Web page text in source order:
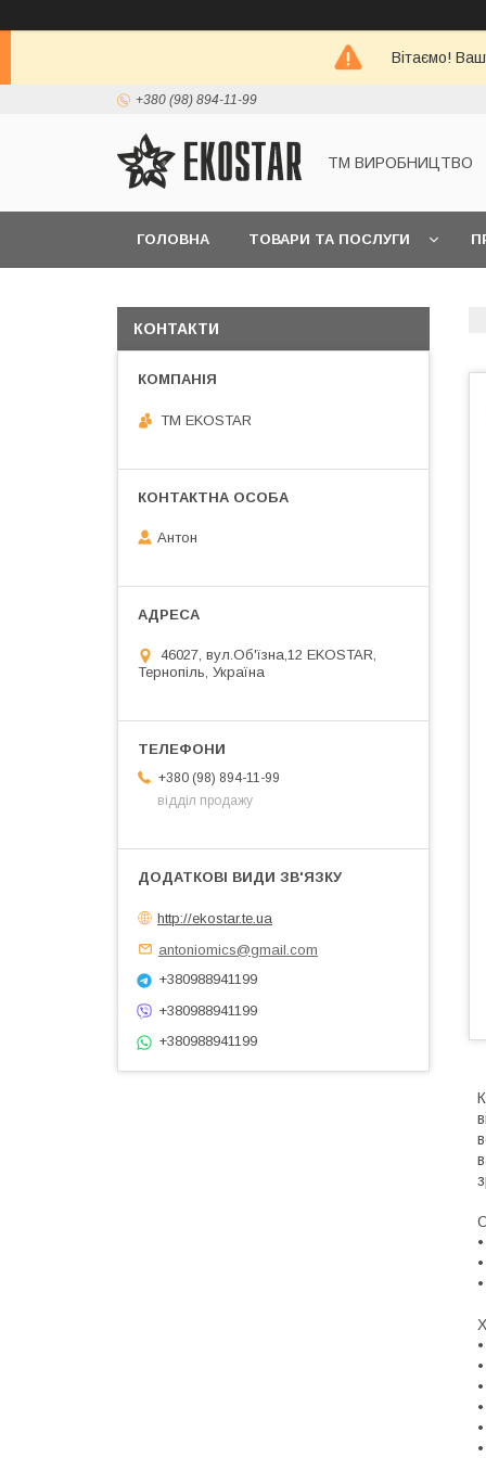
Вітаємо!
+380 (98) 894-11-99
ТМ ВИРОБНИЦТВО
ГОЛОВНА ТОВАРИ ТА ПОСЛУГИ
КОНТАКТИ
ТМ EKOSTAR
Антон
46027, вул.Об'їзна,12 EKOSTAR,
Тернопіль, Україна
+380 (98) 894-11-99
відділ продажу
http://ekostar.te.ua
antoniomics@gmail.com
+380988941199
+380988941199
+380988941199